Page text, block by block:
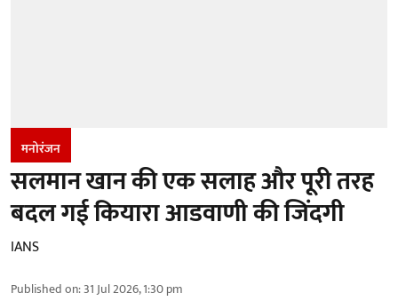
मनोरंजन
सलमान खान की एक सलाह और पूरी तरह
बदल गई कियारा आडवाणी की जिंदगी
IANS
Published on:31 Jul 2026, 1:30 pm